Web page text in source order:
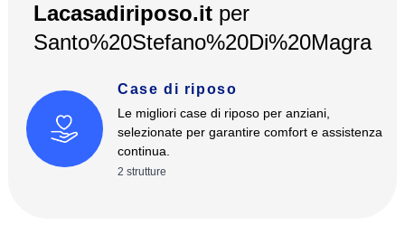
Lacasadiriposo.it per
Santo%20Stefano%20Di%20Magra
Case di riposo
Le migliori case di riposo per anziani,
selezionate per garantire comfort e assistenza
continua.
2 strutture